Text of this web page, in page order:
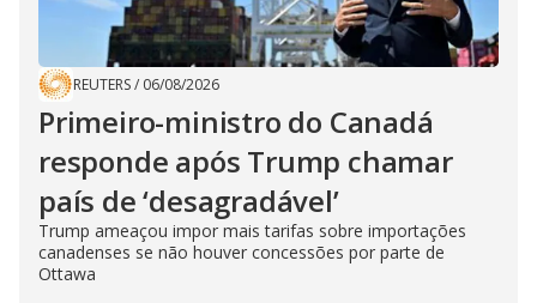
REUTERS/ 06/08/2026
Primeiro-ministro do Canadá
responde após Trump chamar
país de ‘desagradável’
Trump ameaçou impor mais tarifas sobre importações
canadenses se não houver concessões por parte de
Ottawa